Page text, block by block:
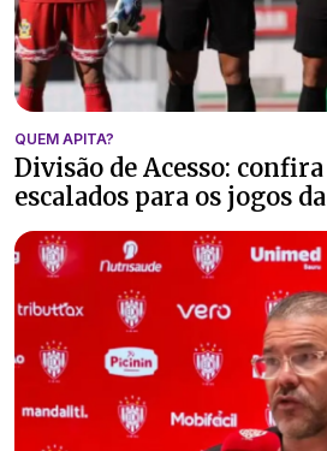
QUEM APITA?
Divisão de Acesso:
escalados para os jogos